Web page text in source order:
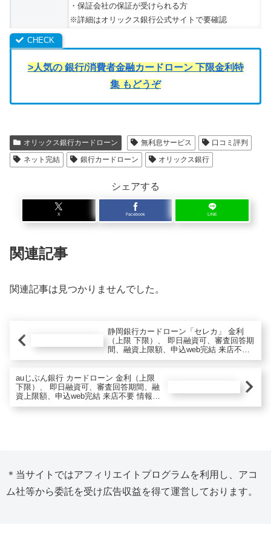
・保証会社の保証が受けられる方
※詳細はオリックス銀行公式サイトで要確認
>人気の 銀行/消費者金融カードローン 下限金利特
集 もどうぞ
オリックス銀行カードローン 無利息サービス
口コミ評判
ネット完結
銀行カードローン オリックス銀行
シェアする
X Facebook LINE
関連記事
関連記事は見つかりませんでした。
静岡銀行カードローン「セレカ」 金利
（上限 下限）、 即日融資可、審査回答期
間、融資上限額、申込web完結 来店不要
情報。審査時間審査結果連絡 審査落ち審
auじぶん銀行 カードローン 金利（上限
下限）、 即日融資可、審査回答期間、融
資上限額、申込web完結 来店不要 情報。
審査時間最短即日審査結果連絡 返済額一
＊当サイトではアフィリエイトプログラムを利用し、アコ
ム社等から委託を受け広告収益を得て運営しております。